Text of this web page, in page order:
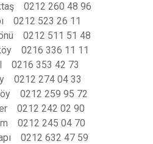
0212 260 48 96
0212 523 26 11
0212 511 51 48
0216 336 11 11
0216 353 42 73
0212 274 04 33
0212 259 95 72
0212 242 02 90
0212 245 04 70
0212 632 47 59